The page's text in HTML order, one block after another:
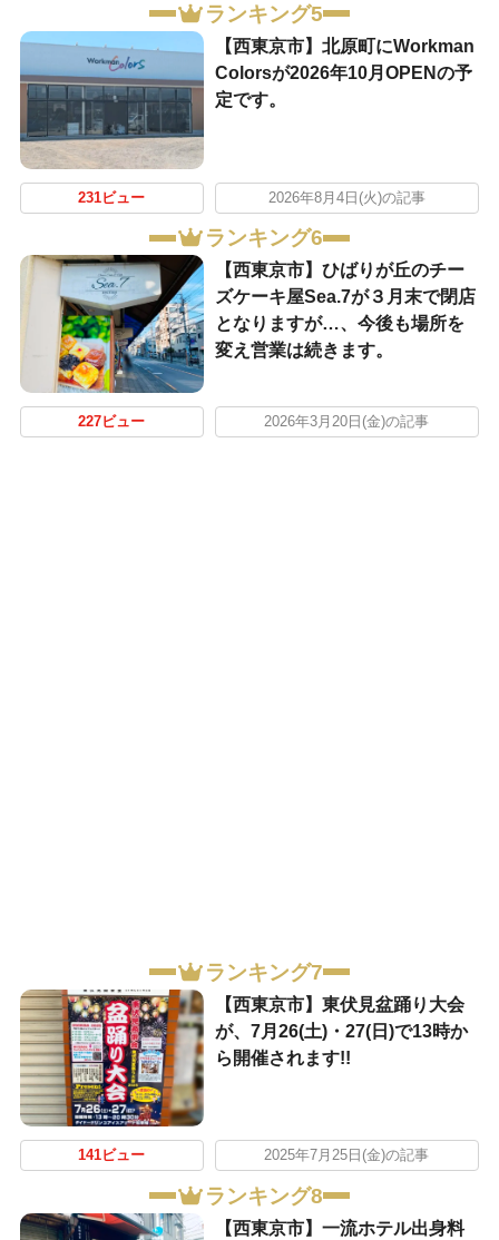
ランキング5
【西東京市】北原町にWorkman
Colorsが2026年10月OPENの予
定です。
231ビュー 2026年8月4日(火)の記事
ランキング6
【西東京市】ひばりが丘のチー
ズケーキ屋Sea.7が３月末で閉店
となりますが…、今後も場所を
変え営業は続きます。
227ビュー 2026年3月20日(金)の記事
ランキング7
【西東京市】東伏見盆踊り大会
が、7月26(土)・27(日)で13時か
ら開催されます!!
141ビュー 2025年7月25日(金)の記事
ランキング8
【西東京市】一流ホテル出身料